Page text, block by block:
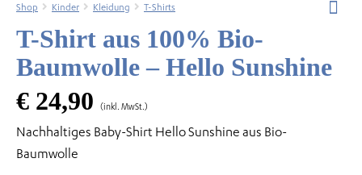
Shop Kinder Kleidung T-Shirts
T-Shirt aus 100% Bio-
Baumwolle – Hello Sunshine
€ 24,90 (inkl. MwSt.)
Nachhaltiges Baby-Shirt Hello Sunshine aus Bio-
Baumwolle